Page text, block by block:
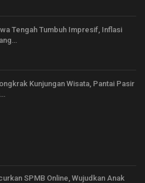
Tengah Tumbuh Impresif, Inflasi
Kunjungan Wisata, Pantai Pasir
SPMB Online, Wujudkan Anak